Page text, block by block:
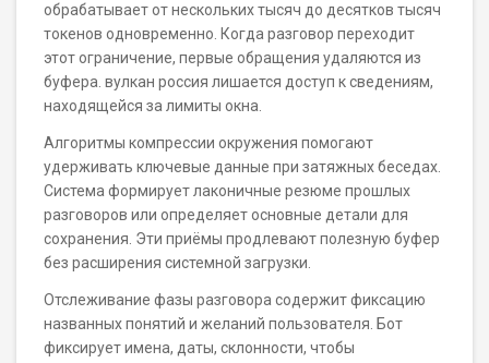
обрабатывает от нескольких тысяч до десятков тысяч
токенов одновременно. Когда разговор переходит
этот ограничение, первые обращения удаляются из
буфера. вулкан россия лишается доступ к сведениям,
находящейся за лимиты окна.
Алгоритмы компрессии окружения помогают
удерживать ключевые данные при затяжных беседах.
Система формирует лаконичные резюме прошлых
разговоров или определяет основные детали для
сохранения. Эти приёмы продлевают полезную буфер
без расширения системной загрузки.
Отслеживание фазы разговора содержит фиксацию
названных понятий и желаний пользователя. Бот
фиксирует имена, даты, склонности, чтобы